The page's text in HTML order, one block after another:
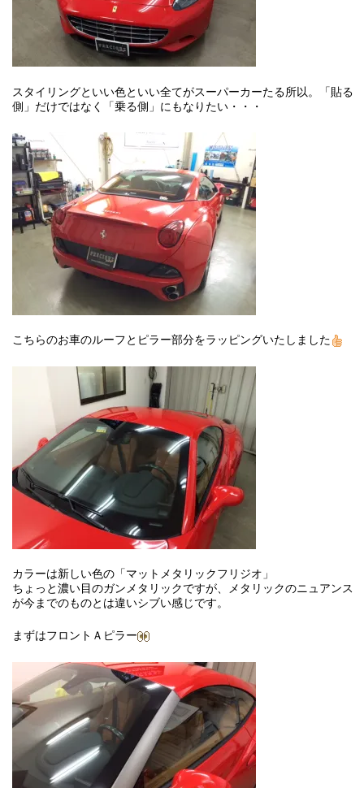
スタイリングといい色といい全てがスーパーカーたる所以。「貼る
側」だけではなく「乗る側」にもなりたい・・・
こちらのお車のルーフとピラー部分をラッピングいたしました
カラーは新しい色の「マットメタリックフリジオ」
ちょっと濃い目のガンメタリックですが、メタリックのニュアンス
が今までのものとは違いシブい感じです。
まずはフロントＡピラー